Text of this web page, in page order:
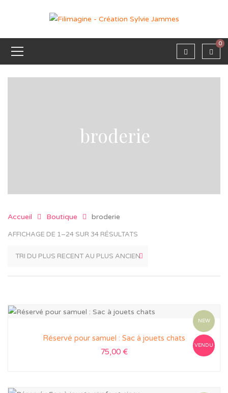
0
broderie
Accueil Boutique broderie
AFFICHAGE DE 1–24 SUR 34 RÉSULTATS
NEW
VENDU
Réservé pour samuel : Sac à jouets chats
75,00 €